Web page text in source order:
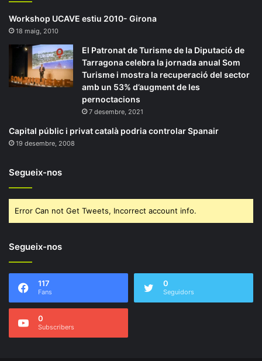
Workshop UCAVE estiu 2010- Girona
18 maig, 2010
El Patronat de Turisme de la Diputació de
Tarragona celebra la jornada anual Som
Turisme i mostra la recuperació del sector
amb un 53% d’augment de les
pernoctacions
7 desembre, 2021
Capital públic i privat català podria controlar Spanair
19 desembre, 2008
Segueix-nos
Error Can not Get Tweets, Incorrect account info.
Segueix-nos
117
Fans
0
Seguidors
0
Subscribers